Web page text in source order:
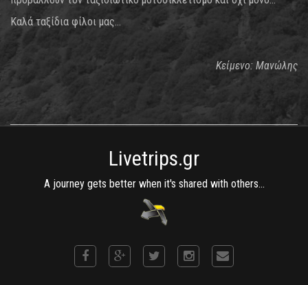
Καλά ταξίδια φίλοι μας…
Κείμενο: Μανώλης
Livetrips.gr
A journey gets better when it's shared with others...